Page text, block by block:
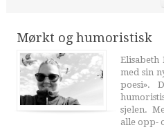
Mørkt og humoristisk
Elisabeth
med sin
poesi».
sjelen.
alle opp-